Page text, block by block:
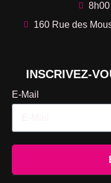
160 Rue des
INSCRIVEZ-
E-Mail